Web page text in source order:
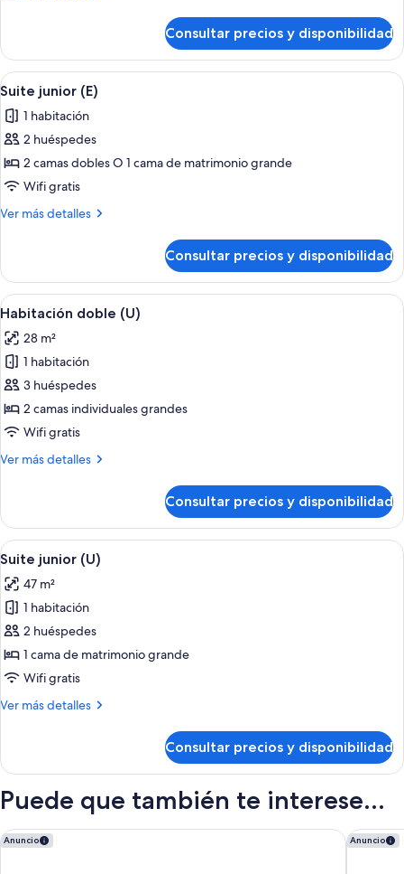
(E)
Deluxe,
habitaciones
comunicadas
Consultar precios y disponibilidad
Abrir
todas
las
fotos
de
Suite
junior
Una habitación de hotel moderna
5
Suite junior (E)
1 habitación
2 huéspedes
2 camas dobles O 1 cama de matrimonio grande
Wifi gratis
Ver más detalles
Más
junior
(E)
Consultar precios y disponibilidad
Abrir
todas
las
fotos
de
Habitación
doble
Una habitación de hotel con cama,
4
Habitación doble (U)
28 m²
1 habitación
3 huéspedes
2 camas individuales grandes
Wifi gratis
Ver más detalles
Más
doble
(U)
Consultar precios y disponibilidad
Abrir
todas
las
fotos
de
Suite
junior
Una habitación de hotel moderna
5
Suite junior (U)
47 m²
1 habitación
2 huéspedes
1 cama de matrimonio grande
Wifi gratis
Ver más detalles
Más
junior
Consultar precios y disponibilidad
Puede que también te interese...
Anuncio
Dreams Cap Cana Resort & Spa - All Inclusive Anuncio
Hyatt